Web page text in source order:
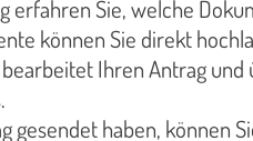
erfahren Sie, welche
können Sie direkt
Ihren Antrag
gesendet haben, können